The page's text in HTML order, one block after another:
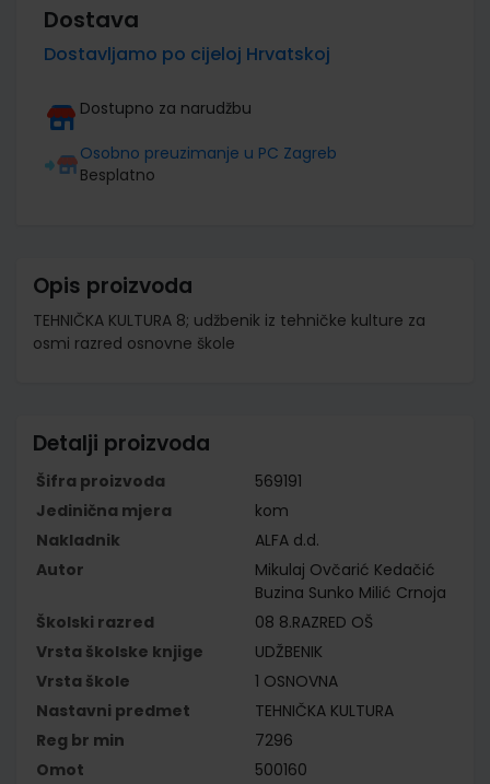
Dostava
Dostavljamo po cijeloj Hrvatskoj
Dostupno za narudžbu
Osobno preuzimanje u PC Zagreb
Besplatno
Opis proizvoda
TEHNIČKA KULTURA 8; udžbenik iz tehničke kulture za
osmi razred osnovne škole
Detalji proizvoda
Šifra proizvoda
569191
Jedinična mjera
kom
Nakladnik
ALFA d.d.
Autor
Mikulaj Ovčarić Kedačić
Buzina Sunko Milić Crnoja
Školski razred
08 8.RAZRED OŠ
Vrsta školske knjige
UDŽBENIK
Vrsta škole
1 OSNOVNA
Nastavni predmet
TEHNIČKA KULTURA
Reg br min
7296
Omot
500160